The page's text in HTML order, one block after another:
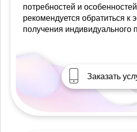
потребностей и
рекомендуется обратиться к
получения индивидуального
Заказать